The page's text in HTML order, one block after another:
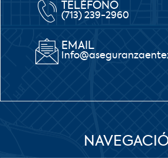
TELÉFONO
(713) 239-2960
EMAIL